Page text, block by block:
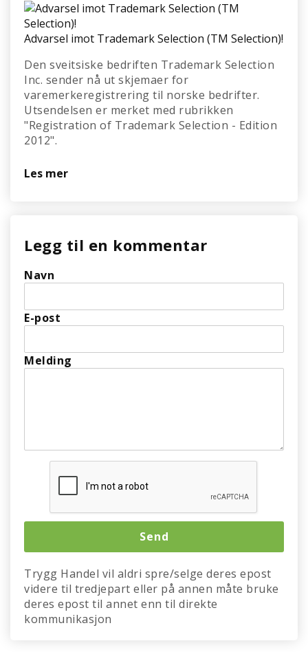
Advarsel imot Trademark Selection (TM Selection)!
Den sveitsiske bedriften Trademark Selection
Inc. sender nå ut skjemaer for
varemerkeregistrering til norske bedrifter.
Utsendelsen er merket med rubrikken
"Registration of Trademark Selection - Edition
2012".
Les mer
Legg til en kommentar
Navn
E-post
Melding
Trygg Handel vil aldri spre/selge deres epost
videre til tredjepart eller på annen måte bruke
deres epost til annet enn til direkte
kommunikasjon